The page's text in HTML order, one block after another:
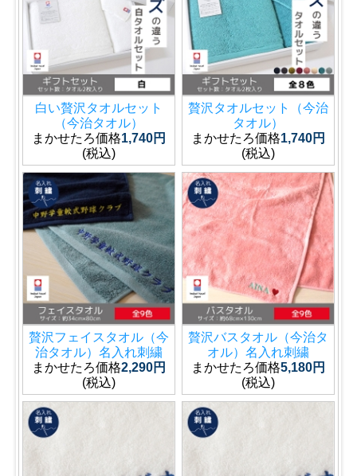
白い贅沢タオルセット
（今治タオル）
まかせたろ価格1,740円
(税込)
贅沢タオルセット（今治
タオル）
まかせたろ価格1,740円
(税込)
贅沢フェイスタオル（今
治タオル）名入れ刺繍
まかせたろ価格2,290円
(税込)
贅沢バスタオル（今治タ
オル）名入れ刺繍
まかせたろ価格5,180円
(税込)